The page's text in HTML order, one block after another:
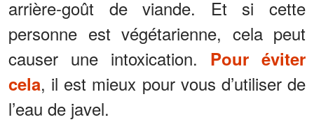
arrière-goût de viande. Et si cette
personne est végétarienne, cela peut
causer une intoxication. Pour éviter
cela, il est mieux pour vous d’utiliser de
l’eau de javel.